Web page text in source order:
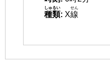
種類
しゅるい
: X線
せん